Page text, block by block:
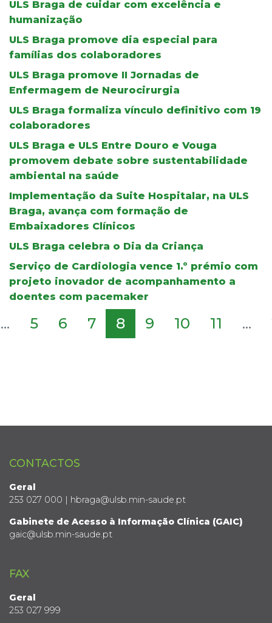
ULS Braga de cuidar com excelência e
humanização
ULS Braga promove dia especial para
famílias dos colaboradores
ULS Braga promove II Jornadas de
Enfermagem de Neurocirurgia
ULS Braga formaliza vínculo definitivo com 19
colaboradores
ULS Braga e ULS Entre Douro e Vouga
promovem debate sobre sustentabilidade
ambiental na saúde
Implementação da Suite Hospitalar, na ULS
Braga, avança com formação de
Embaixadores Clínicos
ULS Braga celebra o Dia da Criança
Serviço de Cardiologia vence 1.º prémio com
projeto inovador de acompanhamento a
doentes com pacemaker
... 5 6 7 8 9 10 11 ...
CONTACTOS
Geral
253 027 000 | hbraga@ulsb.min-saude.pt
Gabinete de Acesso à Informação Clínica (GAIC)
gaic@ulsb.min-saude.pt
FAX
Geral
253 027 999